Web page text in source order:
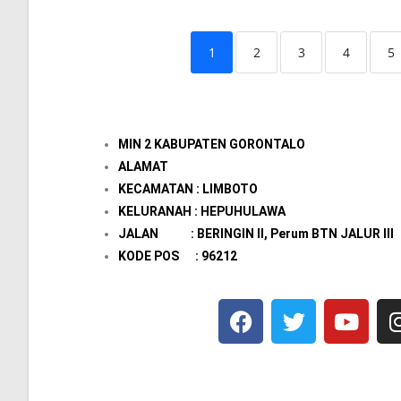
1 2 3 4 5
MIN 2 KABUPATEN GORONTALO
ALAMAT
KECAMATAN : LIMBOTO
KELURANAH : HEPUHULAWA
JALAN : BERINGIN II, Perum BTN JALUR III
KODE POS : 96212